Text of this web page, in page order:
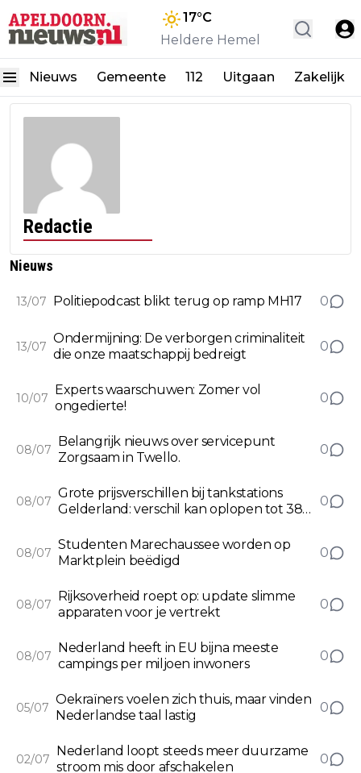
17°C
Heldere Hemel
Nieuws Gemeente 112 Uitgaan Zakelijk
Redactie
Nieuws
13/07 Politiepodcast blikt terug op ramp MH17 0
13/07
Ondermijning: De verborgen criminaliteit
die onze maatschappij bedreigt
0
10/07
Experts waarschuwen: Zomer vol
ongedierte!
0
08/07
Belangrijk nieuws over servicepunt
Zorgsaam in Twello.
0
08/07
Grote prijsverschillen bij tankstations
Gelderland: verschil kan oplopen tot 38
0
08/07
Studenten Marechaussee worden op
Marktplein beëdigd
0
08/07
Rijksoverheid roept op: update slimme
apparaten voor je vertrekt
0
08/07
Nederland heeft in EU bijna meeste
campings per miljoen inwoners
0
05/07
Oekraïners voelen zich thuis, maar vinden
Nederlandse taal lastig
0
02/07
Nederland loopt steeds meer duurzame
stroom mis door afschakelen
0